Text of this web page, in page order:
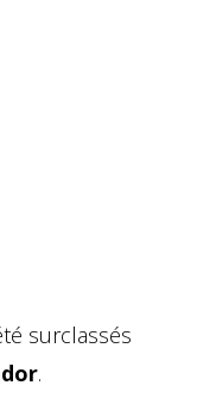
surclassés
.